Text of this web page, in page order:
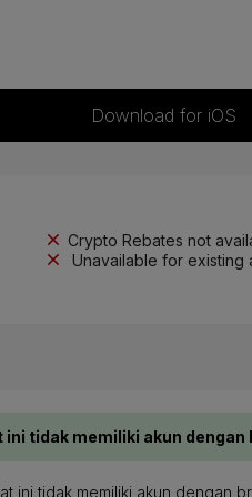
Download for iOS
Crypto Rebates not
Unavailable for existing
ini tidak memiliki akun
ini tidak memiliki akun dengan